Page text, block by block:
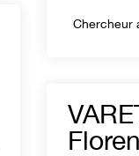
Chercheur